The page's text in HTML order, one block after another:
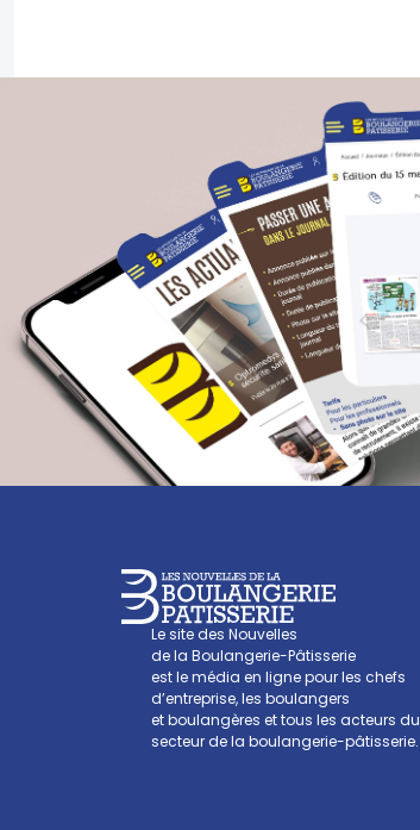
Le site des Nouvelles
de la Boulangerie-Pâtisserie
est le média en ligne pour les chefs
d’entreprise, les boulangers
et boulangères et tous les acteurs du
secteur de la boulangerie-pâtisserie.